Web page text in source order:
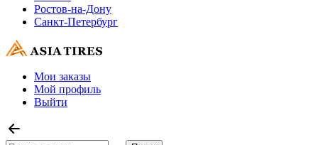
Ростов-на-Дону
Санкт-Петербург
Мои заказы
Мой профиль
Выйти